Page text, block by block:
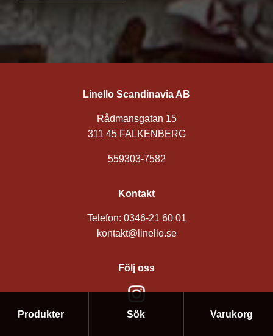
Produkter Sök Varukorg
Linello Scandinavia AB
Rådmansgatan 15
311 45 FALKENBERG
559303-7582
Kontakt
Telefon: 0346-21 60 01
kontakt@linello.se
Följ oss